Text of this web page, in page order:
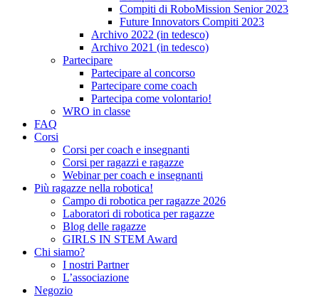
Compiti di RoboMission Senior 2023
Future Innovators Compiti 2023
Archivo 2022 (in tedesco)
Archivo 2021 (in tedesco)
Partecipare
Partecipare al concorso
Partecipare come coach
Partecipa come volontario!
WRO in classe
FAQ
Corsi
Corsi per coach e insegnanti
Corsi per ragazzi e ragazze
Webinar per coach e insegnanti
Più ragazze nella robotica!
Campo di robotica per ragazze 2026
Laboratori di robotica per ragazze
Blog delle ragazze
GIRLS IN STEM Award
Chi siamo?
I nostri Partner
L’associazione
Negozio